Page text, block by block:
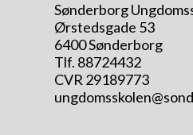
Sønderborg
Ørstedsgade 53
6400 Sønderborg
Tlf. 88724432
CVR 29189773